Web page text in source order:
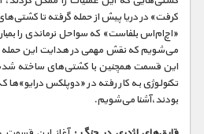
کرفت» در دریا پیش از حمله گرفته تا
«اچ‌ام‌اس بلفاست» که سواحل نرماندی را
می‌شویم که نقش مهمی در هدایت این حمله
این قسمت همچنین با کشتی‌های ساخته شده
تکنولوژی به کار رفته در «دوپلکس
بودند،آشنا می‌شویم.